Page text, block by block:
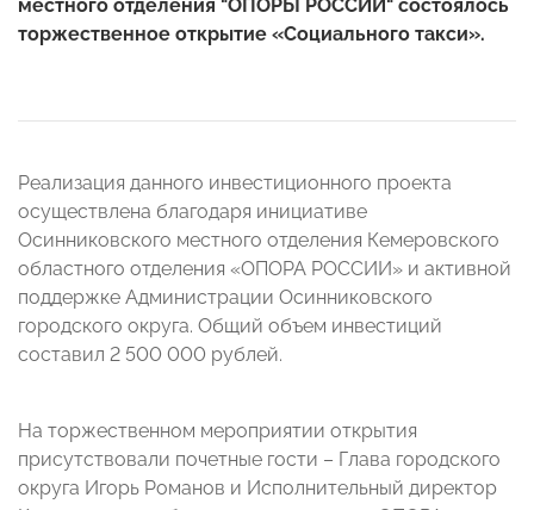
местного отделения "ОПОРЫ РОССИИ" состоялось
торжественное открытие «Социального такси».
Реализация данного инвестиционного проекта
осуществлена благодаря инициативе
Осинниковского местного отделения Кемеровского
областного отделения «ОПОРА РОССИИ» и активной
поддержке Администрации Осинниковского
городского округа. Общий объем инвестиций
составил 2 500 000 рублей.
На торжественном мероприятии открытия
присутствовали почетные гости – Глава городского
округа Игорь Романов и Исполнительный директор